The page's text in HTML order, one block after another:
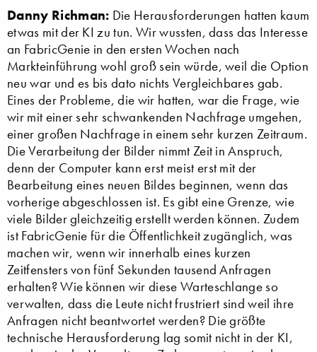
Danny Richman: Die Herausforderungen hatten kaum
etwas mit der KI zu tun. Wir wussten, dass das Interesse
an FabricGenie in den ersten Wochen nach
Markteinführung wohl groß sein würde, weil die Option
neu war und es bis dato nichts Vergleichbares gab.
Eines der Probleme, die wir hatten, war die Frage, wie
wir mit einer sehr schwankenden Nachfrage umgehen,
einer großen Nachfrage in einem sehr kurzen Zeitraum.
Die Verarbeitung der Bilder nimmt Zeit in Anspruch,
denn der Computer kann erst meist erst mit der
Bearbeitung eines neuen Bildes beginnen, wenn das
vorherige abgeschlossen ist. Es gibt eine Grenze, wie
viele Bilder gleichzeitig erstellt werden können. Zudem
ist FabricGenie für die Öffentlichkeit zugänglich, was
machen wir, wenn wir innerhalb eines kurzen
Zeitfensters von fünf Sekunden tausend Anfragen
erhalten? Wie können wir diese Warteschlange so
verwalten, dass die Leute nicht frustriert sind weil ihre
Anfragen nicht beantwortet werden? Die größte
technische Herausforderung lag somit nicht in der KI,